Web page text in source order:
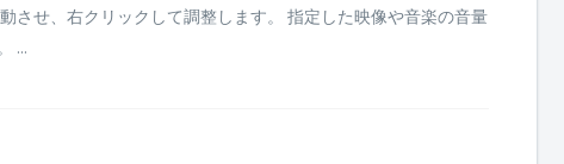
させ、右クリックして調整します。 指定した映像や音楽の音量
...